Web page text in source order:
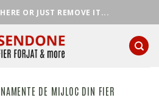
OR JUST REMOVE IT...
DE MIJLOC DIN FIER